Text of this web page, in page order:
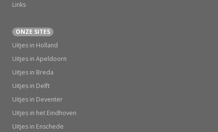
Links
ONZE SITES
Uitjes in Holland
Uitjes in Apeldoorn
Uitjes in Breda
Uitjes in Delft
Uitjes in Deventer
Uitjes in het Eindhoven
Uitjes in Enschede